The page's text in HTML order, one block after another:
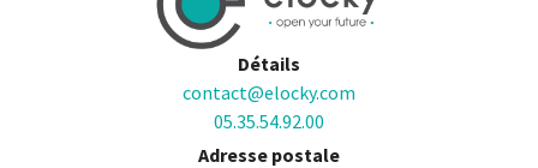
Détails
contact@elocky.com
05.35.54.92.00
Adresse postale